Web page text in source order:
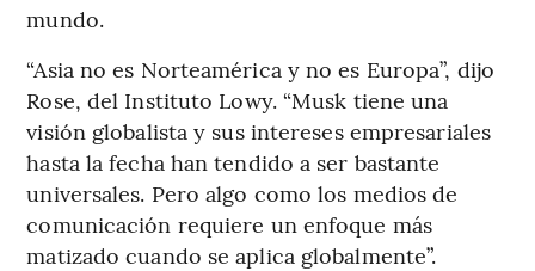
mundo.
“Asia no es Norteamérica y no es Europa”, dijo
Rose, del Instituto Lowy. “Musk tiene una
visión globalista y sus intereses empresariales
hasta la fecha han tendido a ser bastante
universales. Pero algo como los medios de
comunicación requiere un enfoque más
matizado cuando se aplica globalmente”.